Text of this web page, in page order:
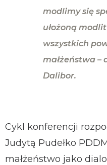
modlimy się
ułożoną
wszystkich
małżeństwa –
Dalibor.
Cykl konferencji
Judytą Pudełko
małżeństwo jako